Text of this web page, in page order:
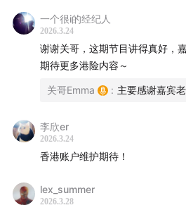
16:46 未来的收益与理赔金，跨境使
什么样的人比较适合配置香港
Part 2 中资香港保险公司的优势
26:17 香港保险业有哪些监管特点？
中资国有背景的影响是什么？
31:43 香港保险从 1.0 到 3.0 的迭代
最低结余要求：通常1W~3W港币
取月度管理费，100~300港币/月
每月要收取100~300的费用。
如果一年没有交易，也可能会冻结
香港账户的港币，可以直接在国
银行卡都可以。自动完成换汇。
流动资金，满足家庭生活；留出
闲钱，拿出一部分到香港或海外配
一个很i的经纪人
2026.3.24
谢谢关哥，这期节目讲得真好，
期待更多港险内容～
关哥Emma : 主要感谢嘉宾
李欣er
2026.3.24
香港账户维护期待！
lex_summer
2026.3.28